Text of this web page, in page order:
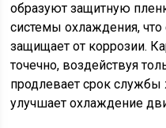
образуют защитную
системы охлаждения, что
защищает от коррозии.
точечно, воздействуя
продлевает срок службы
улучшает охлаждение